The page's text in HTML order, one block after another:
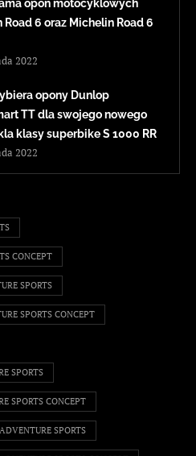
opon motocyklowych
Road 6 oraz Michelin Road 6
2022
opony Dunlop
TT dla swojego nowego
klasy superbike S 1000 RR
2022
CONCEPT
SPORTS
SPORTS CONCEPT
SPORTS
SPORTS CONCEPT
SPORTS